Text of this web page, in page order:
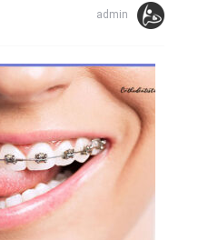
admin